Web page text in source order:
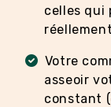
celles qui
Votre
asseoir
constant